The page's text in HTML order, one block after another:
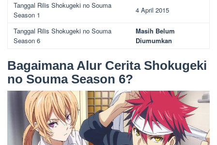
Tanggal Rilis Shokugeki no Souma
Season 1
4 April 2015
Tanggal Rilis Shokugeki no Souma
Season 6
Masih Belum
Diumumkan
Bagaimana Alur Cerita Shokugeki
no Souma Season 6?